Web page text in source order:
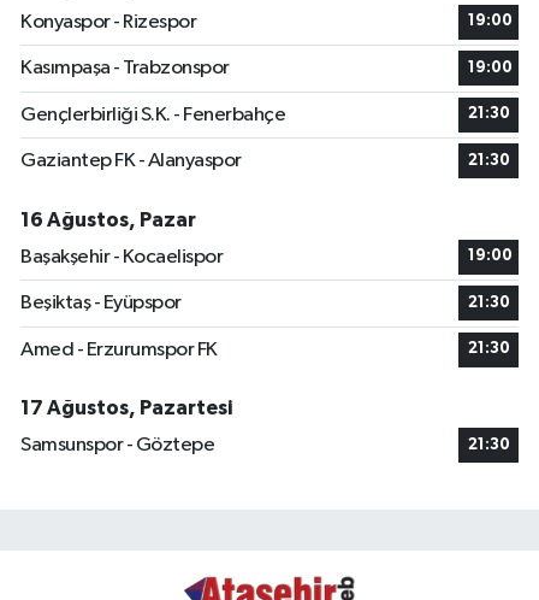
Konyaspor - Rizespor
19:00
Kasımpaşa - Trabzonspor 19:00
Gençlerbirliği S.K. - Fenerbahçe 21:30
Gaziantep FK - Alanyaspor 21:30
16 Ağustos, Pazar
Başakşehir - Kocaelispor
19:00
Beşiktaş - Eyüpspor 21:30
Amed - Erzurumspor FK 21:30
17 Ağustos, Pazartesi
Samsunspor - Göztepe
21:30